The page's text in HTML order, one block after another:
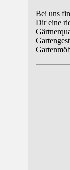
Bei uns
Dir eine